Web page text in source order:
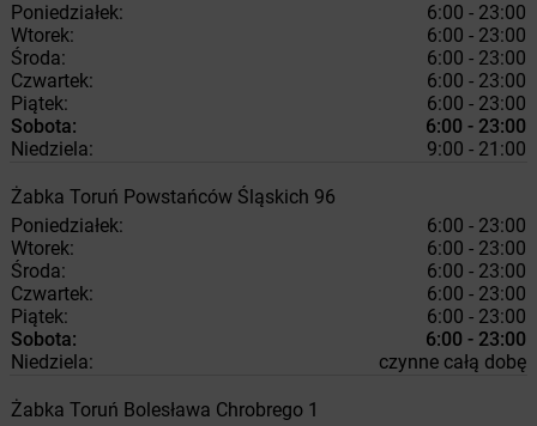
Poniedziałek:
6:00 - 23:00
Wtorek:
6:00 - 23:00
Środa:
6:00 - 23:00
Czwartek:
6:00 - 23:00
Piątek:
6:00 - 23:00
Sobota:
6:00 - 23:00
Niedziela:
9:00 - 21:00
Żabka Toruń Powstańców Śląskich 96
Poniedziałek:
6:00 - 23:00
Wtorek:
6:00 - 23:00
Środa:
6:00 - 23:00
Czwartek:
6:00 - 23:00
Piątek:
6:00 - 23:00
Sobota:
6:00 - 23:00
Niedziela:
czynne całą dobę
Żabka Toruń Bolesława Chrobrego 1